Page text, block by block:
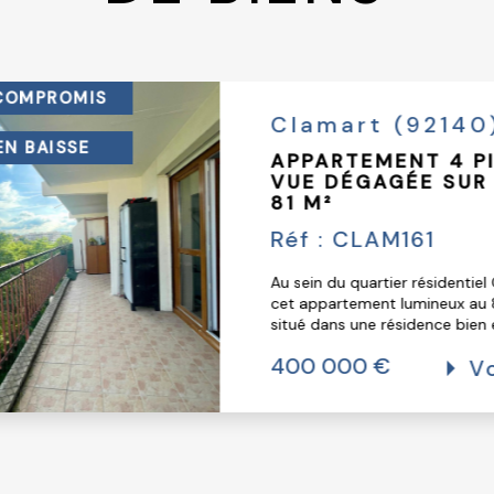
Clamart (92140)
DUPLEX 97 M²
CLAMART
Réf : CLAM234
découvrez ce bel appartement
m², offrant de beaux volumes et
orientation lumineuse....
764 000 €